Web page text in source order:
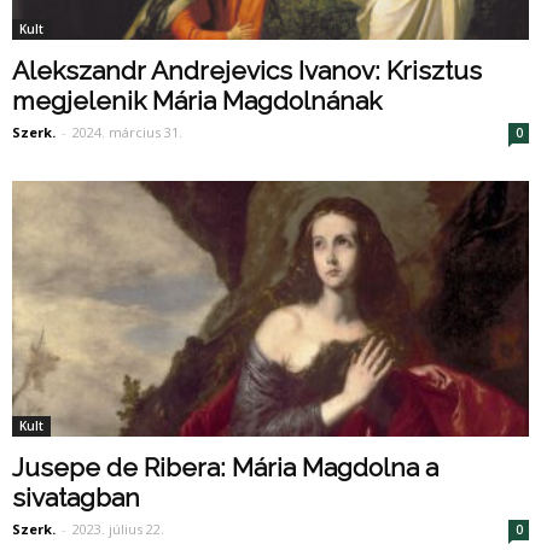
Kult
Alekszandr Andrejevics Ivanov: Krisztus
megjelenik Mária Magdolnának
Szerk. - 2024. március 31. 0
Kult
Jusepe de Ribera: Mária Magdolna a
sivatagban
Szerk. - 2023. július 22. 0